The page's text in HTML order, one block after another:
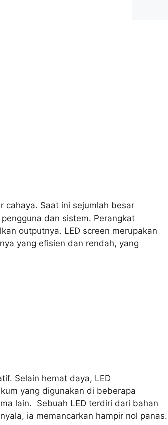
cahaya. Saat ini sejumlah besar
dan sistem. Perangkat
outputnya. LED screen merupakan
yang efisien dan rendah, yang
Selain hemat daya, LED
yang digunakan di beberapa
lain. Sebuah LED terdiri dari bahan
ia memancarkan hampir nol panas.